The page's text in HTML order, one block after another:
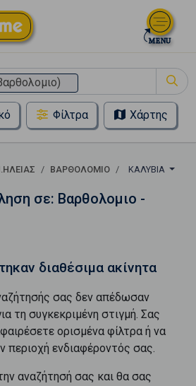
Φίλτρα Χάρτης
ΒΑΡΘΟΛΟΜΙΟ ΚΑΛΎΒΙΑ
σε: Βαρθολομιο -
διαθέσιμα ακίνητα
σας δεν απέδωσαν
τη συγκεκριμένη στιγμή. Σας
ορισμένα φίλτρα ή να
περιοχή ενδιαφέροντός σας.
αναζήτησή σας και θα σας